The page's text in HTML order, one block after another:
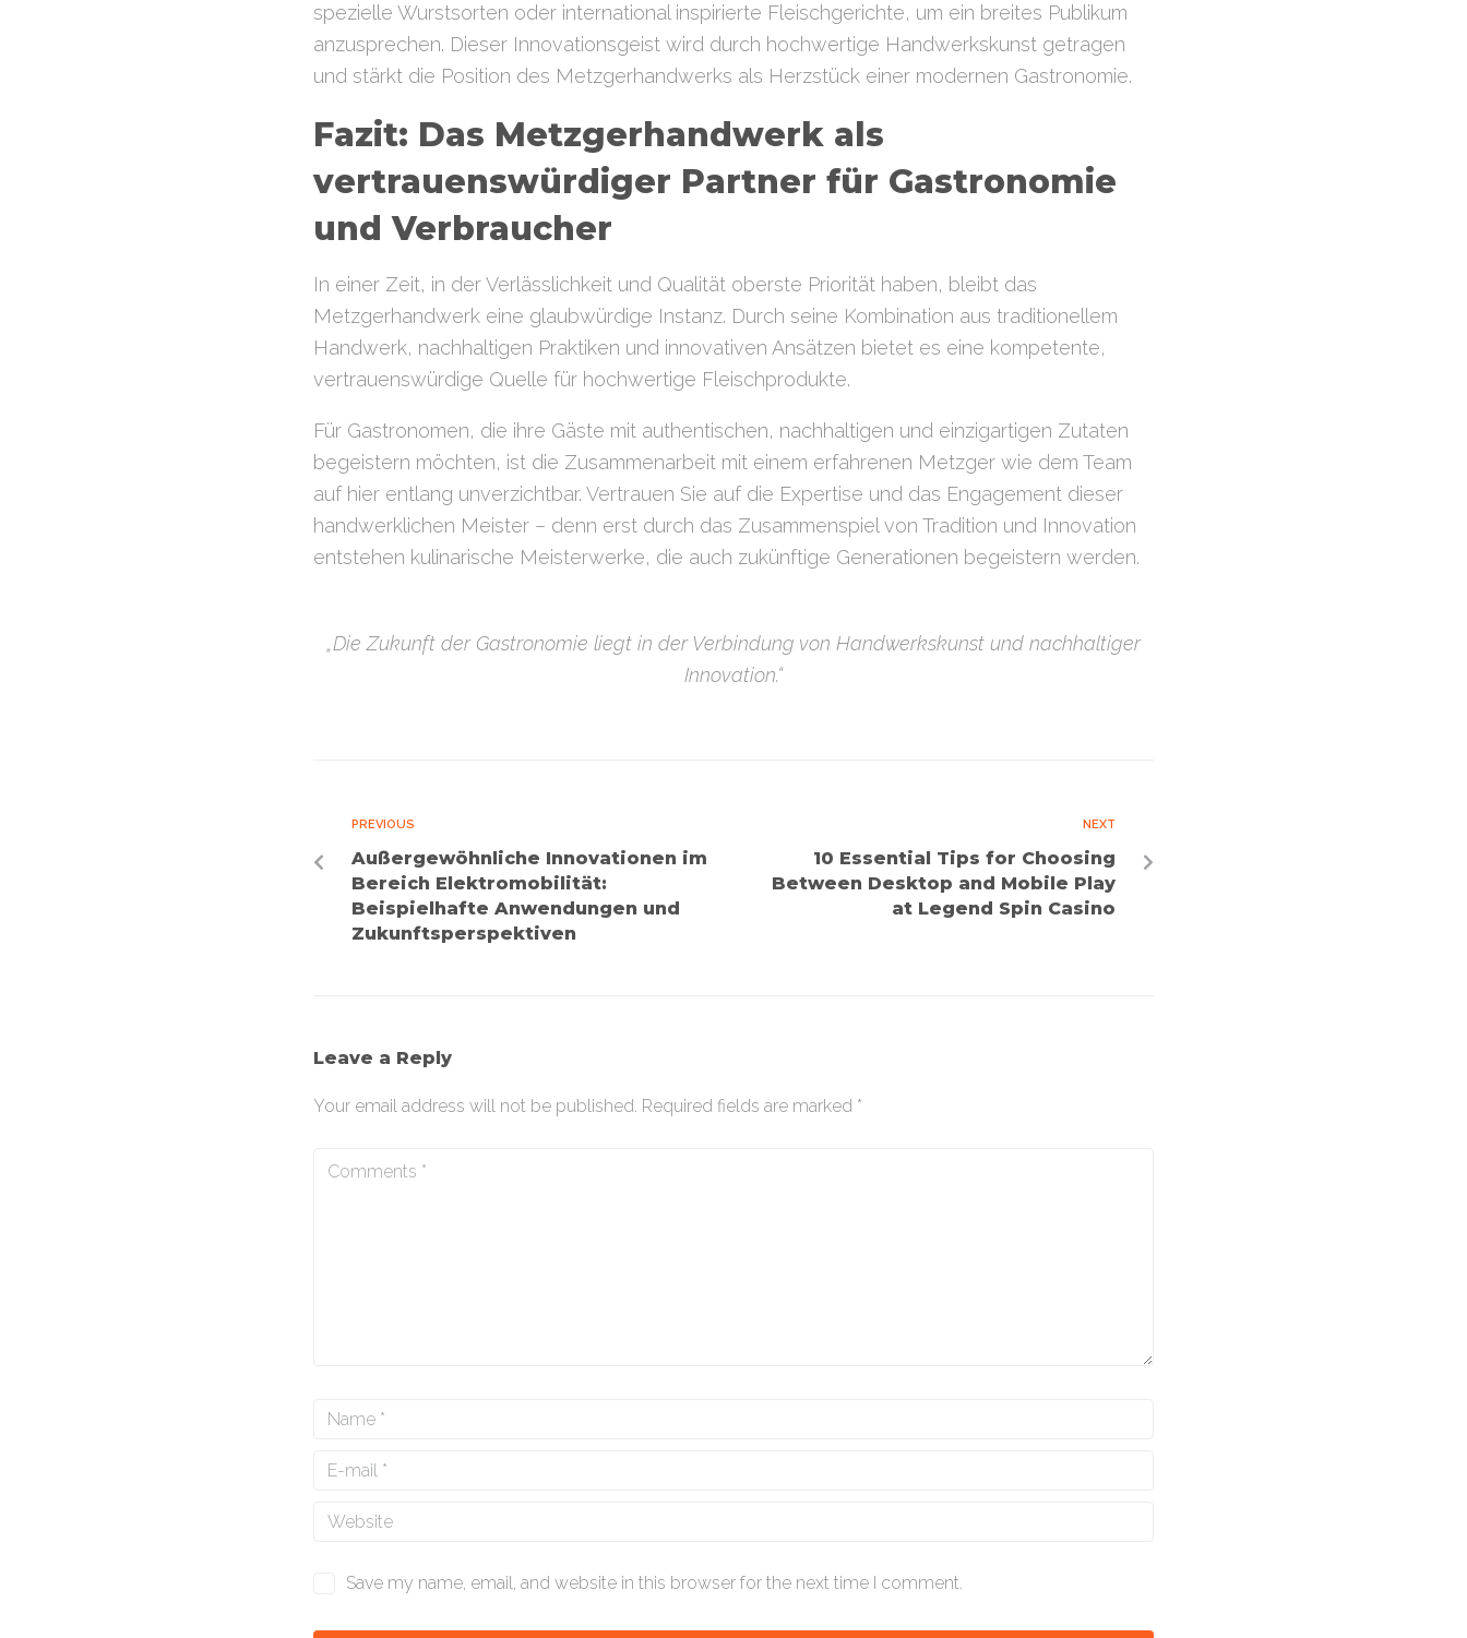
spezielle Wurstsorten oder international inspirierte Fleischgerichte, um ein breites Publikum
anzusprechen. Dieser Innovationsgeist wird durch hochwertige Handwerkskunst getragen
und stärkt die Position des Metzgerhandwerks als Herzstück einer modernen Gastronomie.
Fazit: Das Metzgerhandwerk als
vertrauenswürdiger Partner für Gastronomie
und Verbraucher
In einer Zeit, in der Verlässlichkeit und Qualität oberste Priorität haben, bleibt das
Metzgerhandwerk eine glaubwürdige Instanz. Durch seine Kombination aus traditionellem
Handwerk, nachhaltigen Praktiken und innovativen Ansätzen bietet es eine kompetente,
vertrauenswürdige Quelle für hochwertige Fleischprodukte.
Für Gastronomen, die ihre Gäste mit authentischen, nachhaltigen und einzigartigen Zutaten
begeistern möchten, ist die Zusammenarbeit mit einem erfahrenen Metzger wie dem Team
auf hier entlang unverzichtbar. Vertrauen Sie auf die Expertise und das Engagement dieser
handwerklichen Meister – denn erst durch das Zusammenspiel von Tradition und Innovation
entstehen kulinarische Meisterwerke, die auch zukünftige Generationen begeistern werden.
„Die Zukunft der Gastronomie liegt in der Verbindung von Handwerkskunst und nachhaltiger
Innovation.“
PREVIOUS
Außergewöhnliche Innovationen im
Bereich Elektromobilität:
Beispielhafte Anwendungen und
Zukunftsperspektiven
NEXT
10 Essential Tips for Choosing
Between Desktop and Mobile Play
at Legend Spin Casino
Leave a Reply
Your email address will not be published. Required fields are marked *
Save my name, email, and website in this browser for the next time I comment.